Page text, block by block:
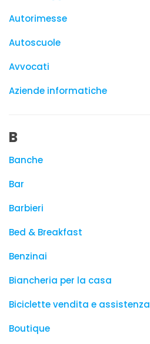
Autorimesse
Autoscuole
Avvocati
Aziende informatiche
B
Banche
Bar
Barbieri
Bed & Breakfast
Benzinai
Biancheria per la casa
Biciclette vendita e assistenza
Boutique